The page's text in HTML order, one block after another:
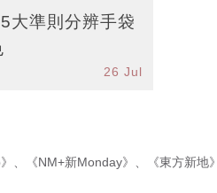
大準則分辨手袋
26 Jul
、 《NM+新Monday》 、 《東方新地》